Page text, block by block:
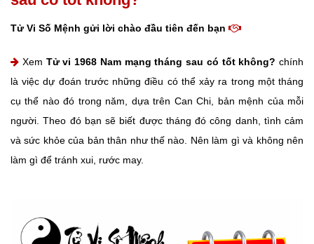
Tử Vi Số Mệnh gửi lời chào đầu tiên đến bạn
Xem Tử vi 1968 Nam mạng tháng sau có tốt không? chính
là việc dự đoán trước những điều có thể xảy ra trong một tháng
cụ thể nào đó trong năm, dựa trên Can Chi, bản mệnh của mỗi
người. Theo đó bạn sẽ biết được tháng đó công danh, tình cảm
và sức khỏe của bản thân như thế nào. Nên làm gì và không nên
làm gì để tránh xui, rước may.